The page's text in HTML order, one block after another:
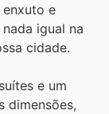
enxuto e
igual na
cidade.
e um
dimensões,